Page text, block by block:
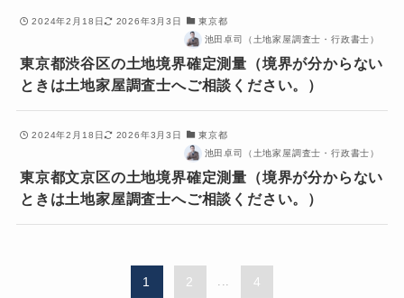
2024年2月18日 2026年3月3日
東京都
池田卓司（土地家屋調査士・行政書士）
東京都渋谷区の土地境界確定測量（境界が分からない
ときは土地家屋調査士へご相談ください。）
2024年2月18日 2026年3月3日
東京都
池田卓司（土地家屋調査士・行政書士）
東京都文京区の土地境界確定測量（境界が分からない
ときは土地家屋調査士へご相談ください。）
1 2 4